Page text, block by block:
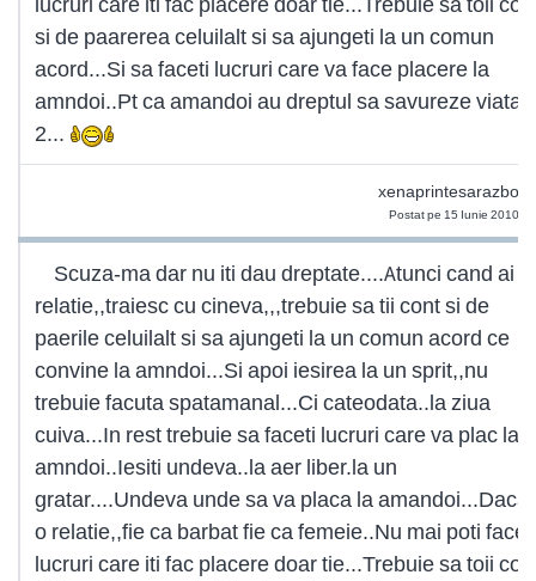
si de paarerea celuilalt si sa ajungeti la un comun
acord...Si sa faceti lucruri care va face placere la
amndoi..Pt ca amandoi au dreptul sa savureze viata
2...
Postat pe 15 Iunie 2010
Scuza-ma dar nu iti dau dreptate....Atunci cand ai o
relatie,,traiesc cu cineva,,,trebuie sa tii cont si de
paerile celuilalt si sa ajungeti la un comun acord ce
convine la amndoi...Si apoi iesirea la un sprit,,nu
trebuie facuta spatamanal...Ci cateodata..la ziua
cuiva...In rest trebuie sa faceti lucruri care va plac la
amndoi..Iesiti undeva..la aer liber.la un
gratar....Undeva unde sa va placa la amandoi...Daca
o relatie,,fie ca barbat fie ca femeie..Nu mai poti face
lucruri care iti fac placere doar tie...Trebuie sa toii